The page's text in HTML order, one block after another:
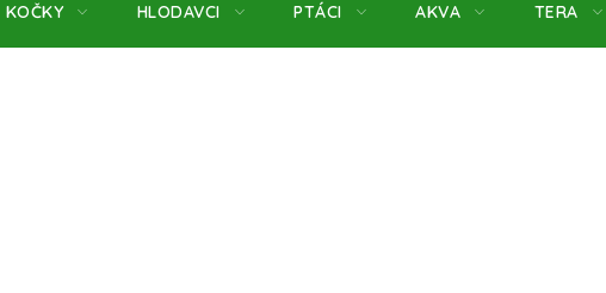
KOČKY HLODAVCI PTÁCI AKVA TERA